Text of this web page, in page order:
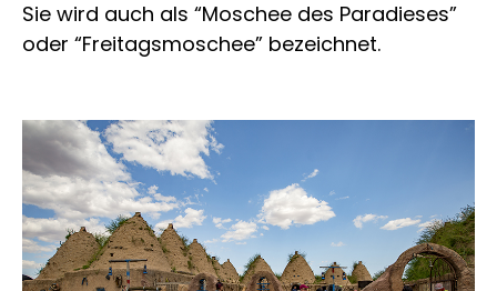
Sie wird auch als “Moschee des Paradieses”
oder “Freitagsmoschee” bezeichnet.